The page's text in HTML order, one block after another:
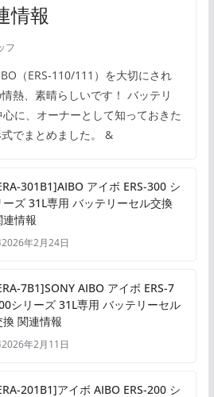
情報
フ
（ERS-110/111）を大切にされ
熱、素晴らしいです！ バッテリ
に、オーナーとして知っておきた
でまとめました。 &
301B1]AIBO アイボ ERS-300 シ
ーズ 31L専用 バッテリーセル交換
連情報
2026年2月24日
7B1]SONY AIBO アイボ ERS-7
シリーズ 31L専用 バッテリーセル
換 関連情報
2026年2月11日
201B1]アイボ AIBO ERS-200 シ